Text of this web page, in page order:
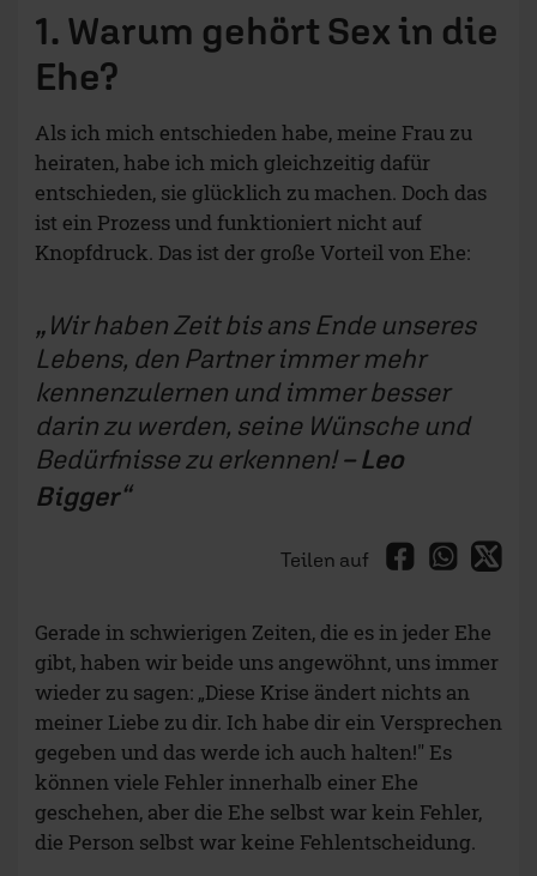
1. Warum gehört Sex in die
Ehe?
Als ich mich entschieden habe, meine Frau zu
heiraten, habe ich mich gleichzeitig dafür
entschieden, sie glücklich zu machen. Doch das
ist ein Prozess und funktioniert nicht auf
Knopfdruck. Das ist der große Vorteil von Ehe:
Wir haben Zeit bis ans Ende unseres
Lebens, den Partner immer mehr
kennenzulernen und immer besser
darin zu werden, seine Wünsche und
Bedürfnisse zu erkennen!– Leo
Bigger
Teilen auf
Gerade in schwierigen Zeiten, die es in jeder Ehe
gibt, haben wir beide uns angewöhnt, uns immer
wieder zu sagen: „Diese Krise ändert nichts an
meiner Liebe zu dir. Ich habe dir ein Versprechen
gegeben und das werde ich auch halten!" Es
können viele Fehler innerhalb einer Ehe
geschehen, aber die Ehe selbst war kein Fehler,
die Person selbst war keine Fehlentscheidung.